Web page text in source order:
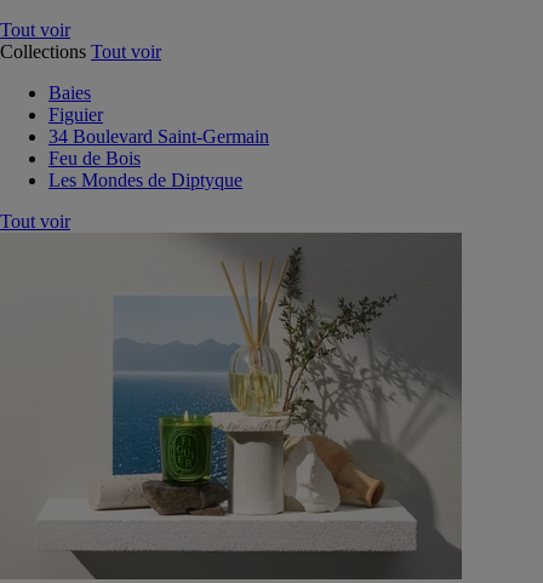
Tout voir
Collections Tout voir
Baies
Figuier
34 Boulevard Saint-Germain
Feu de Bois
Les Mondes de Diptyque
Tout voir